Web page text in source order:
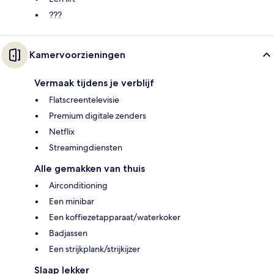
???
Kamervoorzieningen
Vermaak tijdens je verblijf
Flatscreentelevisie
Premium digitale zenders
Netflix
Streamingdiensten
Alle gemakken van thuis
Airconditioning
Een minibar
Een koffiezetapparaat/waterkoker
Badjassen
Een strijkplank/strijkijzer
Slaap lekker